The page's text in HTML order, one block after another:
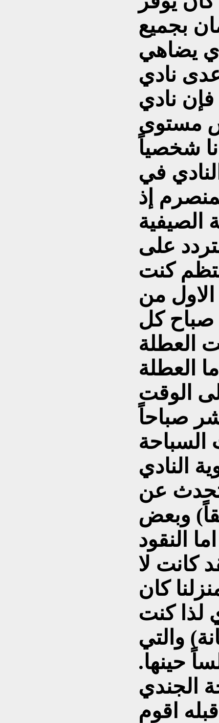
بجميع
يضاهي
عدى نادي
نادي
مستوى
شخصياً
في
إذ
الصيفية
على
كنت
الاول من
كل
العطلة
العطلة
الوقت
صباحاً
السباحة
النادي
عن
وبعض
النقود
كانت لا
لان منزلنا كان
لذا كنت
والتي
لا تتعدى 15 فلساً حينها.
الجندي
اقوم